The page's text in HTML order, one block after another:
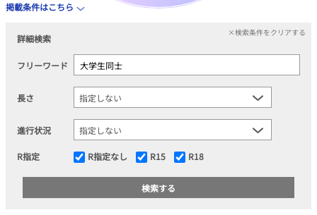
掲載条件はこちら
詳細検索
×検索条件をクリアする
フリーワード
長さ
進行状況
R指定 R指定なし R15 R18